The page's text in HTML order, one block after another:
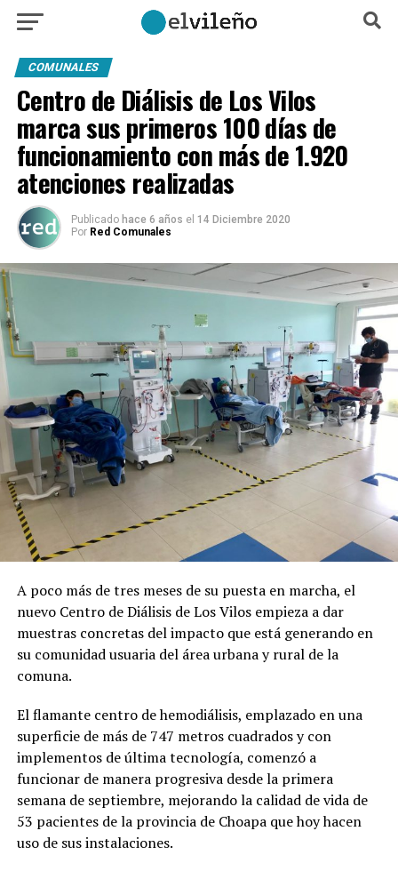
COMUNALES
Centro de Diálisis de Los Vilos
marca sus primeros 100 días de
funcionamiento con más de 1.920
atenciones realizadas
Publicado hace 6 años el 14 Diciembre 2020
Por Red Comunales
A poco más de tres meses de su puesta en marcha, el
nuevo Centro de Diálisis de Los Vilos empieza a dar
muestras concretas del impacto que está generando en
su comunidad usuaria del área urbana y rural de la
comuna.
El flamante centro de hemodiálisis, emplazado en una
superficie de más de 747 metros cuadrados y con
implementos de última tecnología, comenzó a
funcionar de manera progresiva desde la primera
semana de septiembre, mejorando la calidad de vida de
53 pacientes de la provincia de Choapa que hoy hacen
uso de sus instalaciones.